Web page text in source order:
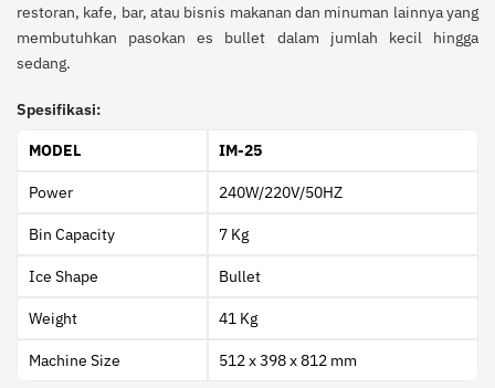
restoran, kafe, bar, atau bisnis makanan dan minuman lainnya yang
membutuhkan pasokan es bullet dalam jumlah kecil hingga
sedang.
Spesifikasi:
MODEL IM-25
Power 240W/220V/50HZ
Bin Capacity 7 Kg
Ice Shape Bullet
Weight 41 Kg
Machine Size 512 x 398 x 812 mm